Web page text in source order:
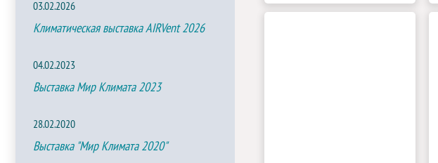
03.02.2026
Климатическая выставка AIRVent 2026
04.02.2023
Выставка Мир Климата 2023
28.02.2020
Выставка "Мир Климата 2020"